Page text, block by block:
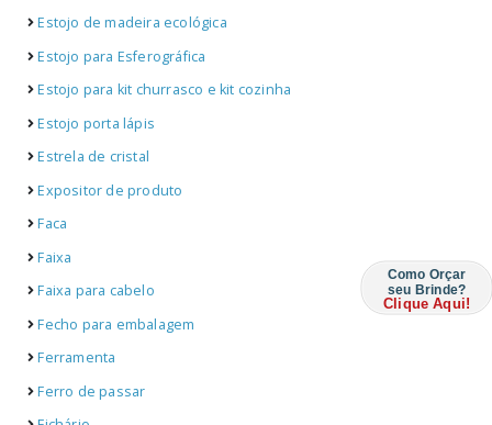
Estojo de madeira ecológica
Estojo para Esferográfica
Estojo para kit churrasco e kit cozinha
Estojo porta lápis
Estrela de cristal
Expositor de produto
Faca
Faixa
Faixa para cabelo
Fecho para embalagem
Ferramenta
Ferro de passar
Como Orçar
seu Brinde?
Clique Aqui!